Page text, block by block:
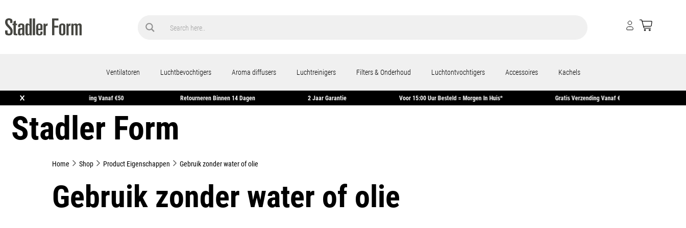
Ventilatoren Luchtbevochtigers Aroma diffusers Luchtreinigers Filters & Onderhoud Luchtontvochtigers Accessoires Kachels
×
In Huis* Gratis Verzending Vanaf €50 Retourneren Binnen 14 Dagen 2 Jaar Garantie Voor 15:00 Uur Besteld = Morgen In Huis* Gratis Verzending Vanaf €50
Stadler Form
Home Shop Product Eigenschappen Gebruik zonder water of olie
Gebruik zonder water of olie